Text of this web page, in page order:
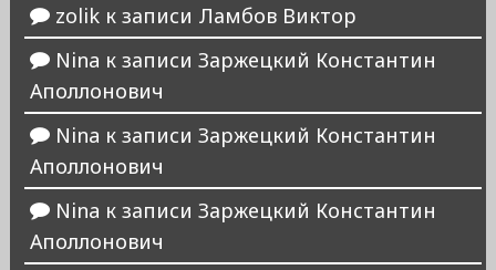
zolikк записи Ламбов Виктор
Nina к записи Заржецкий Константин
Аполлонович
Nina к записи Заржецкий Константин
Аполлонович
Nina к записи Заржецкий Константин
Аполлонович